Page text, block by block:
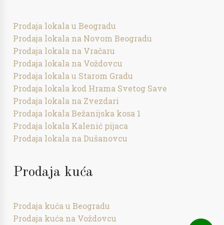
Prodaja lokala u Beogradu
Prodaja lokala na Novom Beogradu
Prodaja lokala na Vračaru
Prodaja lokala na Voždovcu
Prodaja lokala u Starom Gradu
Prodaja lokala kod Hrama Svetog Save
Prodaja lokala na Zvezdari
Prodaja lokala Bežanijska kosa 1
Prodaja lokala Kalenić pijaca
Prodaja lokala na Dušanovcu
Prodaja kuća
Prodaja kuća u Beogradu
Prodaja kuća na Voždovcu